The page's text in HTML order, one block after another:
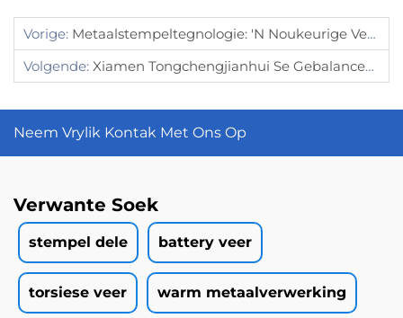
Vorige: Metaalstempeltegnologie: 'n Noukeurige Vervaardiging Van Industriële Kuns
Volgende: Xiamen Tongchengjianhui Se Gebalanceerde Span Tref Innovasie En Kliëntevrede
Neem Vrylik Kontak Met Ons Op
Verwante Soek
stempel dele battery veer
torsiese veer warm metaalverwerking